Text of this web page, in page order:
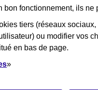
fonctionnement, ils ne
tiers (réseaux
ou modifier vos
en bas de page.
»
Plan interactif de
Je participe
Associations